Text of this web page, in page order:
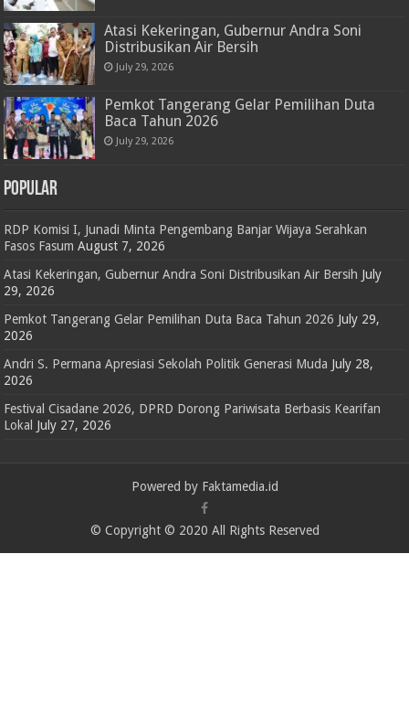
Atasi Kekeringan, Gubernur Andra Soni
Distribusikan Air Bersih
July 29, 2026
Pemkot Tangerang Gelar Pemilihan Duta
Baca Tahun 2026
July 29, 2026
POPULAR
RDP Komisi I, Junadi Minta Pengembang Banjar Wijaya Serahkan
Fasos Fasum August 7, 2026
Atasi Kekeringan, Gubernur Andra Soni Distribusikan Air Bersih July
29, 2026
Pemkot Tangerang Gelar Pemilihan Duta Baca Tahun 2026 July 29,
2026
Andri S. Permana Apresiasi Sekolah Politik Generasi Muda July 28,
2026
Festival Cisadane 2026, DPRD Dorong Pariwisata Berbasis Kearifan
Lokal July 27, 2026
Powered by Faktamedia.id
© Copyright © 2020 All Rights Reserved